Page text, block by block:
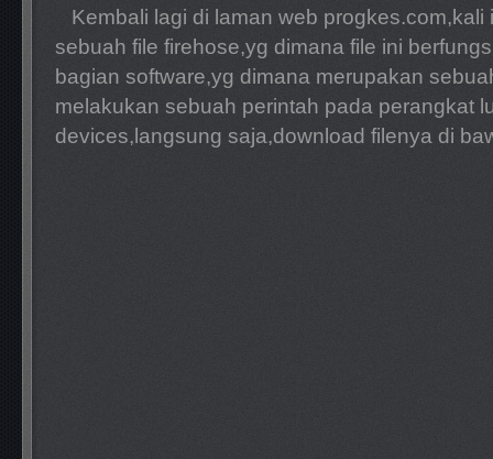
Kembali lagi di laman web progkes.com,kali
sebuah file firehose,yg dimana file ini
bagian software,yg dimana merupakan
melakukan sebuah perintah pada perangkat
devices,langsung saja,download filenya di